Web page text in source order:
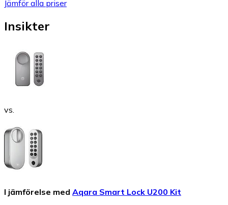
Jämför alla priser
Insikter
vs.
I jämförelse med Aqara Smart Lock U200 Kit